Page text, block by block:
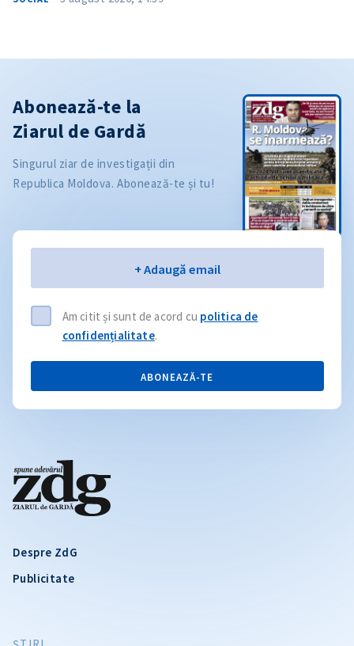
Despre ZdG
Publicitate
Abonează-te la
Ziarul de Gardă
Singurul ziar de investigații din
Republica Moldova. Abonează-te și tu!
+ Adaugă email
Am citit și sunt de acord cu politica de
confidențialitate.
ABONEAZĂ-TE